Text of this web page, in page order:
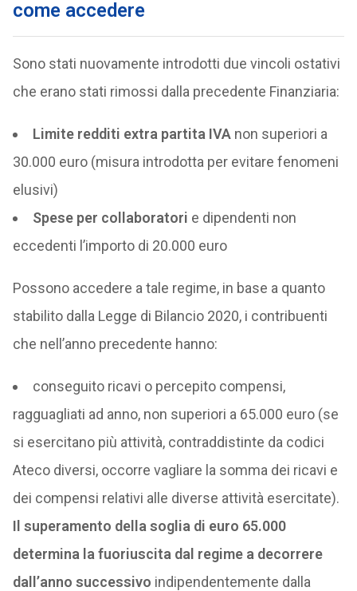
come accedere
Sono stati nuovamente introdotti due vincoli ostativi
che erano stati rimossi dalla precedente Finanziaria:
Limite redditi extra partita IVAnon superiori a
30.000 euro (misura introdotta per evitare fenomeni
elusivi)
Spese per collaboratori e dipendenti non
eccedenti l’importo di 20.000 euro
Possono accedere a tale regime, in base a quanto
stabilito dalla Legge di Bilancio 2020, i contribuenti
che nell’anno precedente hanno:
conseguito ricavi o percepito compensi,
ragguagliati ad anno, non superiori a 65.000 euro (se
si esercitano più attività, contraddistinte da codici
Ateco diversi, occorre vagliare la somma dei ricavi e
dei compensi relativi alle diverse attività esercitate).
Il superamento della soglia di euro 65.000
determina la fuoriuscita dal regime a decorrere
dall’anno successivo indipendentemente dalla